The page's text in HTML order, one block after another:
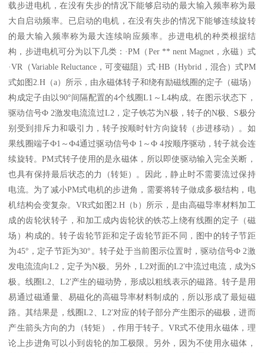
载步进电机，在没有失步的情况下能够启动的最大输入频率称为最
大自启动频率。已启动的电机，在没有失步的情况下能够连续旋转
的最大输入频率称为最大连续响应频率。步进电机的种类根据结
构，步进电机可分为以下几类：·PM（Per ** nent Magnet，永磁）式
·VR（Variable Reluctance，可变磁阻）式·HB（Hybrid，混合）式PM
式如图2.H（a）所示，由永磁体转子和绕有励磁线圈的定子（磁场）
构成定子由以90°间隔配置的4个线圈L1～L4构成。在图示状态下，
驱动信号Ф 2激发电流流过L2，定子铁芯为N极，转子的N极、S极分
别受到排斥力和吸引力，转子按顺时针方向旋转（步进移动）。如
果线圈端子Ф1～Ф4通过驱动信号Ф 1～Ф 4按顺序驱动，转子就会连
续旋转。PM式转子使用的是永磁体，所以即使驱动输入完全关断，
也具有保持最后状态的力（转矩）。因此，静止时不需要流过保持
电流。为了减小PM式电机的步进角，需要将转子做成多极结构，电
机结构会变复杂。VR式如图2.H（b）所示，是由高磁导率材料加工
成的齿轮状转子，和加工成内齿轮状的铁芯上绕有线圈的定子（磁
场）构成的。转子齿轮节距和定子齿轮节距不同，图中的转子节距
为45°，定子节距为30°。转子处于当前图示位置时，驱动信号Ф 2激
发电流流向L2，定子为N极。另外，L2对面的L2′中流过电流，成为S
极。线圈L2、L2′产生的磁动势，形成以粗线表示的磁路。转子是用
易通过磁通量、易磁化的高磁导率材料制成的，所以形成了最短磁
路。其结果是，线圈L2、L2′对应的转子部分产生图示的磁极，进而
产生箭头方向的力（转矩），作用于转子。VR式不使用永磁体，理
论上步进角可以小到齿轮的加工极限。另外，因为不使用永磁体，